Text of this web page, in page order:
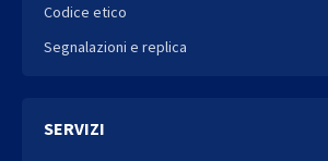
Codice etico
Segnalazioni e replica
SERVIZI